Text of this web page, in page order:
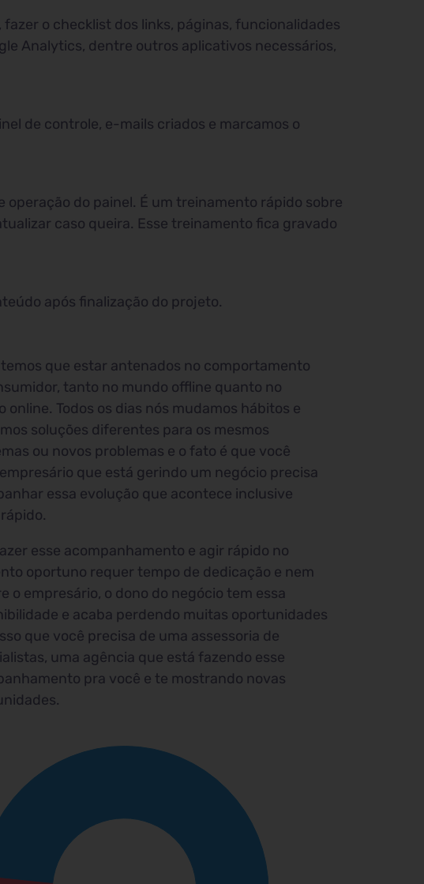
o checklist dos links, páginas, funcionalidades
Analytics, dentre outros aplicativos necessários,
de controle, e-mails criados e marcamos o
do painel. É um treinamento rápido sobre
caso queira. Esse treinamento fica gravado
após finalização do projeto.
temos que estar antenados no comportamento
tanto no mundo offline quanto no
online. Todos os dias nós mudamos hábitos e
soluções diferentes para os mesmos
ou novos problemas e o fato é que você
que está gerindo um negócio precisa
essa evolução que acontece inclusive
esse acompanhamento e agir rápido no
oportuno requer tempo de dedicação e nem
o empresário, o dono do negócio tem essa
e acaba perdendo muitas oportunidades
que você precisa de uma assessoria de
uma agência que está fazendo esse
pra você e te mostrando novas